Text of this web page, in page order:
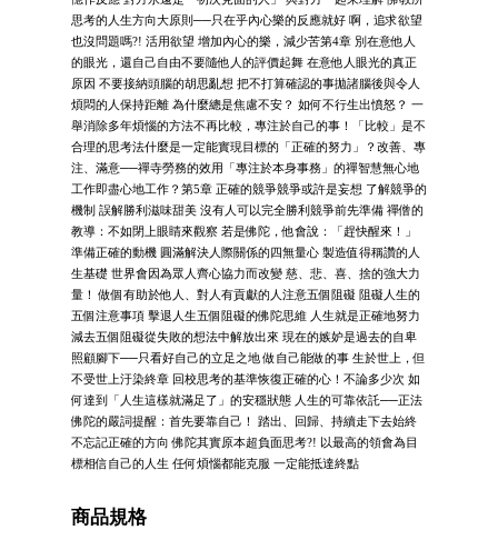
思考的人生方向大原則──只在乎內心樂的反應就好 啊，追求欲望
也沒問題嗎?! 活用欲望 增加內心的樂，減少苦第4章 別在意他人
的眼光，還自己自由不要隨他人的評價起舞 在意他人眼光的真正
原因 不要接納頭腦的胡思亂想 把不打算確認的事拋諸腦後與令人
煩悶的人保持距離 為什麼總是焦慮不安？ 如何不行生出憤怒？ 一
舉消除多年煩惱的方法不再比較，專注於自己的事！「比較」是不
合理的思考法什麼是一定能實現目標的「正確的努力」？改善、專
注、滿意──禪寺勞務的效用「專注於本身事務」的禪智慧無心地
工作即盡心地工作？第5章 正確的競爭競爭或許是妄想 了解競爭的
機制 誤解勝利滋味甜美 沒有人可以完全勝利競爭前先準備 禪僧的
教導：不如閉上眼睛來觀察 若是佛陀，他會說：「趕快醒來！」
準備正確的動機 圓滿解決人際關係的四無量心 製造值得稱讚的人
生基礎 世界會因為眾人齊心協力而改變 慈、悲、喜、捨的強大力
量！ 做個有助於他人、對人有貢獻的人注意五個阻礙 阻礙人生的
五個注意事項 擊退人生五個阻礙的佛陀思維 人生就是正確地努力
減去五個阻礙從失敗的想法中解放出來 現在的嫉妒是過去的自卑
照顧腳下──只看好自己的立足之地 做自己能做的事 生於世上，但
不受世上汙染終章 回校思考的基準恢復正確的心！不論多少次 如
何達到「人生這樣就滿足了」的安穩狀態 人生的可靠依託──正法
佛陀的嚴詞提醒：首先要靠自己！ 踏出、回歸、持續走下去始終
不忘記正確的方向 佛陀其實原本超負面思考?! 以最高的領會為目
標相信自己的人生 任何煩惱都能克服 一定能抵達終點
商品規格